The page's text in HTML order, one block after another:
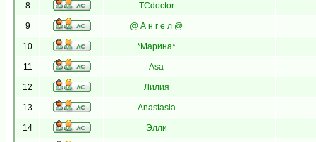
8 TCdoctor
9 @ А н г е л @
10 *Марина*
11 Asa
12 Лилия
13 Anastasia
14 Элли